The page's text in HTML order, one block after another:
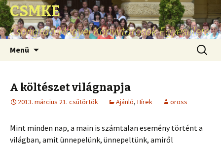
CSMKE
Csongrád Megyei Könyvtárosok Egyesülete
Menü
A költészet világnapja
2013. március 21. csütörtök Ajánló, Hírek oross
Mint minden nap, a main is számtalan esemény történt a
világban, amit ünnepelünk, ünnepeltünk, amiről